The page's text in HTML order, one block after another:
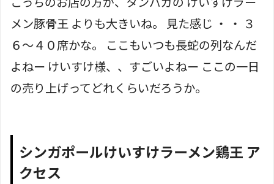
メン豚骨王 よりも大きいね。 見た感じ ・ ・ ３
６～４０席かな。 ここもいつも長蛇の列なんだ
よねー けいすけ様、、すごいよねー ここの一日
の売り上げってどれくらいだろうか。
シンガポールけいすけラーメン鶏王 ア
クセス